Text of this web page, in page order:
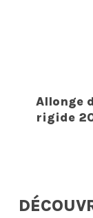
Allonge
rigide